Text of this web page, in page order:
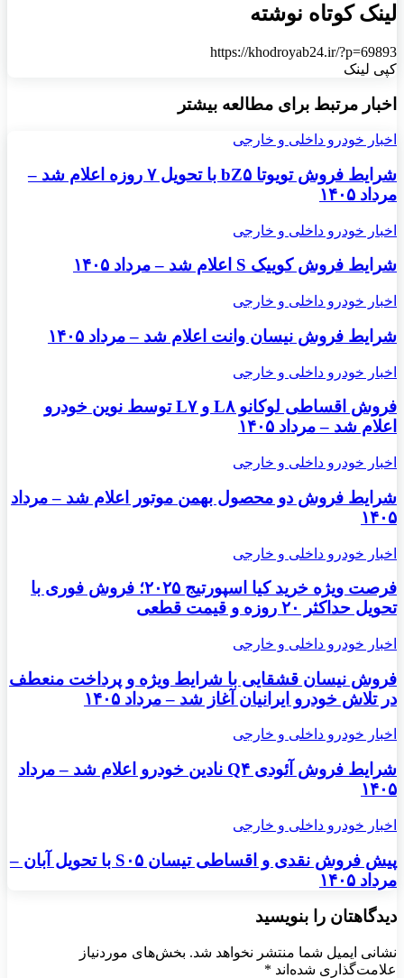
لینک کوتاه نوشته
https://khodroyab24.ir/?p=69893
کپی لینک
اخبار مرتبط برای مطالعه بیشتر
اخبار خودرو داخلی و خارجی
شرایط فروش تویوتا bZ۵ با تحویل ۷ روزه اعلام شد –
مرداد ۱۴۰۵
اخبار خودرو داخلی و خارجی
شرایط فروش کوییک S اعلام شد – مرداد ۱۴۰۵
اخبار خودرو داخلی و خارجی
شرایط فروش نیسان وانت اعلام شد – مرداد ۱۴۰۵
اخبار خودرو داخلی و خارجی
فروش اقساطی لوکانو L۸ و L۷ توسط نوین خودرو
اعلام شد – مرداد ۱۴۰۵
اخبار خودرو داخلی و خارجی
شرایط فروش دو محصول بهمن موتور اعلام شد – مرداد
۱۴۰۵
اخبار خودرو داخلی و خارجی
فرصت ویژه خرید کیا اسپورتیج ۲۰۲۵؛ فروش فوری با
تحویل حداکثر ۲۰ روزه و قیمت قطعی
اخبار خودرو داخلی و خارجی
فروش نیسان قشقایی با شرایط ویژه و پرداخت منعطف
در تلاش خودرو ایرانیان آغاز شد – مرداد ۱۴۰۵
اخبار خودرو داخلی و خارجی
شرایط فروش آئودی Q۴ نادین خودرو اعلام شد – مرداد
۱۴۰۵
اخبار خودرو داخلی و خارجی
پیش فروش نقدی و اقساطی تیسان S۰۵ با تحویل آبان –
مرداد ۱۴۰۵
دیدگاهتان را بنویسید
نشانی ایمیل شما منتشر نخواهد شد. بخش‌های موردنیاز
علامت‌گذاری شده‌اند *